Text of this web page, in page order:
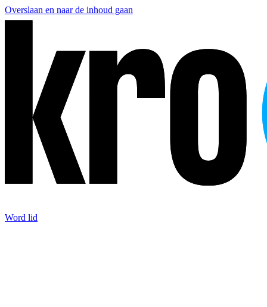
Overslaan en naar de inhoud gaan
Word lid